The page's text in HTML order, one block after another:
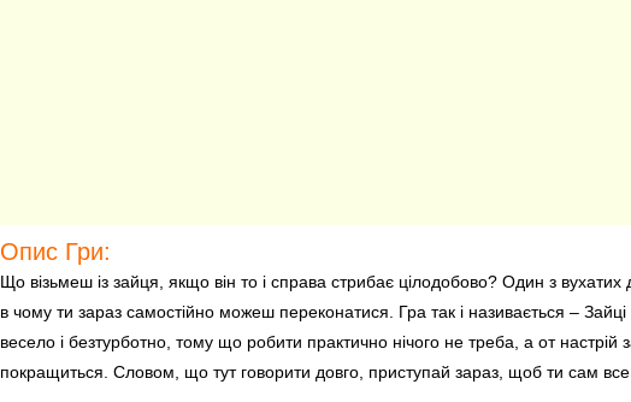
Опис Гри:
Що візьмеш із зайця, якщо він то і справа стрибає цілодобово? Один з
в чому ти зараз самостійно можеш переконатися. Гра так і називається –
весело і безтурботно, тому що робити практично нічого не треба, а от настрій
покращиться. Словом, що тут говорити довго, приступай зараз, щоб ти сам все